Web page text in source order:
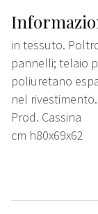
in tessuto.
pannelli; telaio
poliuretano
nel
Prod. Cassina
cm h80x69x62